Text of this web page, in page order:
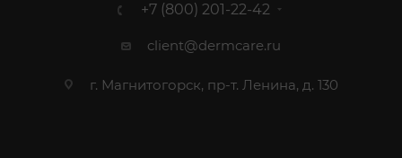
+7 (800) 201-22-42
client@dermcare.ru
г. Магнитогорск, пр-т. Ленина, д. 130